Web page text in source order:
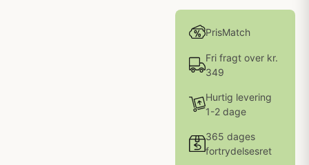
PrisMatch
Fri fragt over kr.
349
Hurtig levering
1-2 dage
365 dages
fortrydelsesret